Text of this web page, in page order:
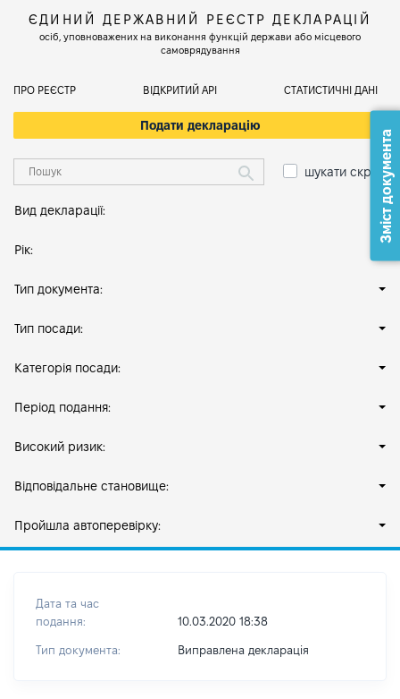
ЄДИНИЙ ДЕРЖАВНИЙ РЕЄСТР ДЕКЛАРАЦІЙ
осіб, уповноважених на виконання функцій держави або місцевого
самоврядування
ПРО РЕЄСТР ВІДКРИТИЙ АРІ СТАТИСТИЧНІ ДАНІ
Подати декларацію
шукати скрізь
Вид декларації:
Рік:
Тип документа:
Тип посади:
Категорія посади:
Період подання:
Високий ризик:
Відповідальне становище:
Пройшла автоперевірку:
Дата та час
подання:
10.03.2020 18:38
Тип документа: Виправлена декларація
Зміст документа